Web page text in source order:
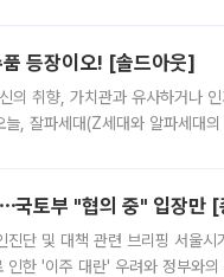
등장이오! [솔드아웃]
의 취향, 가치관과 유사하거나
, 잘파세대(Z세대와 알파세대의
국토부 "협의 중" 입장만 [
단 및 대책 관련 브리핑 서울시
한 '이주 대란' 우려와 정부와